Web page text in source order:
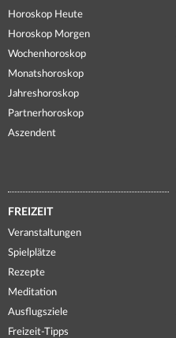
Horoskop Heute
Horoskop Morgen
Wochenhoroskop
Monatshoroskop
Jahreshoroskop
Partnerhoroskop
Aszendent
FREIZEIT
Veranstaltungen
Spielplätze
Rezepte
Meditation
Ausflugsziele
Freizeit-Tipps